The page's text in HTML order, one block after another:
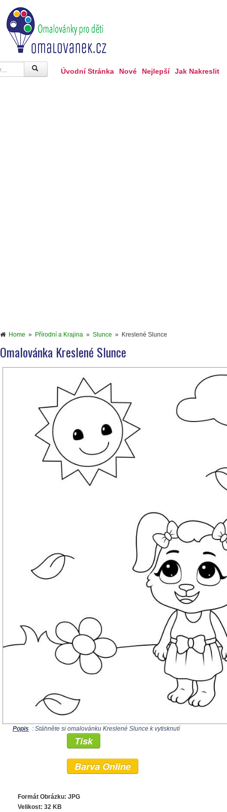
Úvodní Stránka Nové Nejlepší Jak Nakreslit
Home » Přírodní a Krajina » Slunce » Kreslené Slunce
Omalovánka Kreslené Slunce
Popis : Stáhněte si omalovánku Kreslené Slunce k vytisknutí
Tisk
Barva Online
Formát Obrázku: JPG
Velikost: 32 KB